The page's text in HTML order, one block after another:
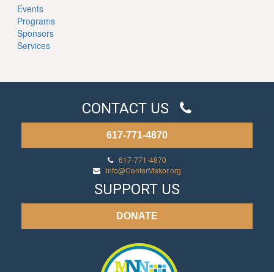
Events
Programs
Sponsors
Services
CONTACT US
617-771-4870
617-771-4870
info@CenterMakor.org
SUPPORT US
DONATE